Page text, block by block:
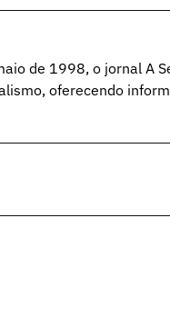
de 1998, o jornal A
oferecendo